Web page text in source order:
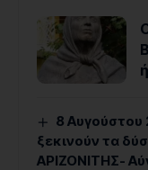
8 Αυγούστου
ξεκινούν τα
ΑΡΙΖΟΝΙΤΗΣ-